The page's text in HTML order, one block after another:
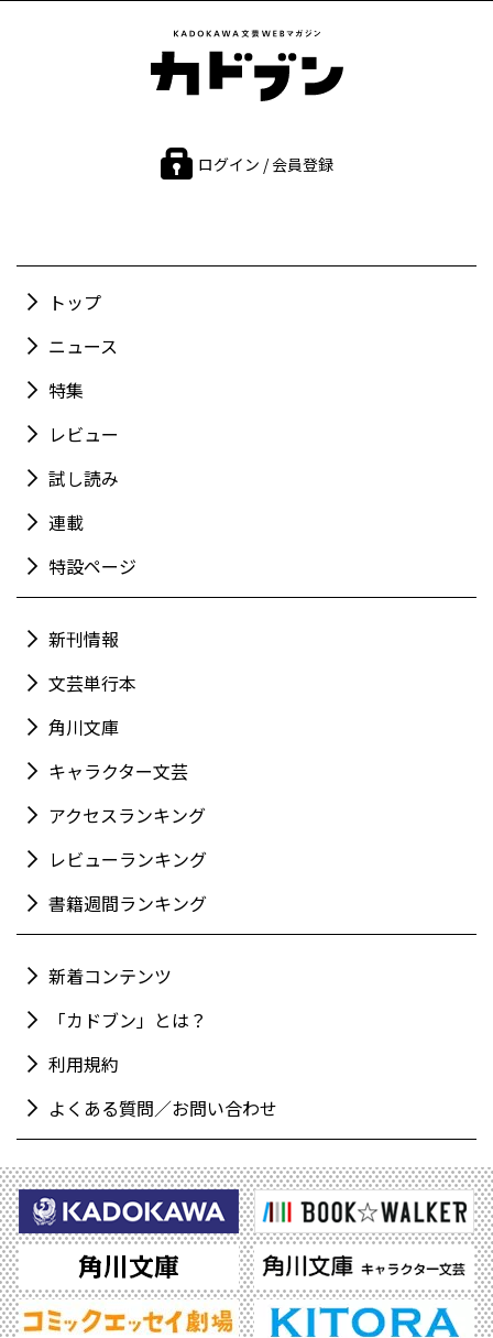
ログイン / 会員登録
トップ
ニュース
特集
レビュー
試し読み
連載
特設ページ
新刊情報
文芸単行本
角川文庫
キャラクター文芸
アクセスランキング
レビューランキング
書籍週間ランキング
新着コンテンツ
「カドブン」とは？
利用規約
よくある質問／お問い合わせ